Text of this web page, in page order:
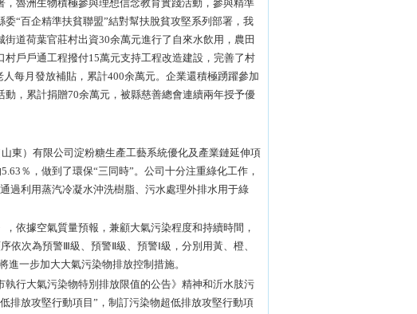
魯洲生物積極參與理想信念教育實踐活動，參與精準
“百企精準扶貧聯盟”結對幫扶脫貧攻堅系列部署，我
道荷葉官莊村出資30余萬元進行了自來水飲用，農田
戶戶通工程撥付15萬元支持工程改造建設，完善了村
每月發放補貼，累計400余萬元。企業還積極踴躍參加
，累計捐贈70余萬元，被縣慈善總會連續兩年授予優
東）有限公司淀粉糖生產工藝系統優化及產業鏈延伸項
％，做到了環保“三同時”。公司十分注重綠化工作，
過利用蒸汽冷凝水沖洗樹脂、污水處理外排水用于綠
依據空氣質量預報，兼顧大氣污染程度和持續時間，
次為預警Ⅲ級、預警Ⅱ級、預警Ⅰ級，分別用黃、橙、
進一步加大大氣污染物排放控制措施。
行大氣污染物特別排放限值的公告》精神和沂水肢污
排放攻堅行動項目”，制訂污染物超低排放攻堅行動項